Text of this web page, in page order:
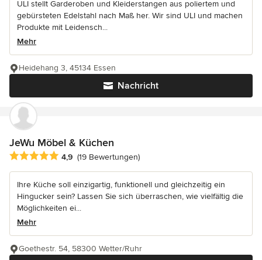
ULI stellt Garderoben und Kleiderstangen aus poliertem und
gebürsteten Edelstahl nach Maß her. Wir sind ULI und machen
Produkte mit Leidensch...
Mehr
Nachricht
Heidehang 3, 45134 Essen
JeWu Möbel & Küchen
Durchschnittliche Bewertung: 4.9 von 5 Sternen
4,9 (19 Bewertungen)
Ihre Küche soll einzigartig, funktionell und gleichzeitig ein
Hingucker sein? Lassen Sie sich überraschen, wie vielfältig die
Möglichkeiten ei...
Mehr
Goethestr. 54, 58300 Wetter/Ruhr